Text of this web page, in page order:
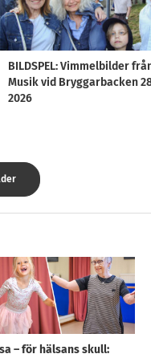
BILDSPEL: Vimmelbilder
Musik vid Bryggarbacken
2026
– för hälsans skull: